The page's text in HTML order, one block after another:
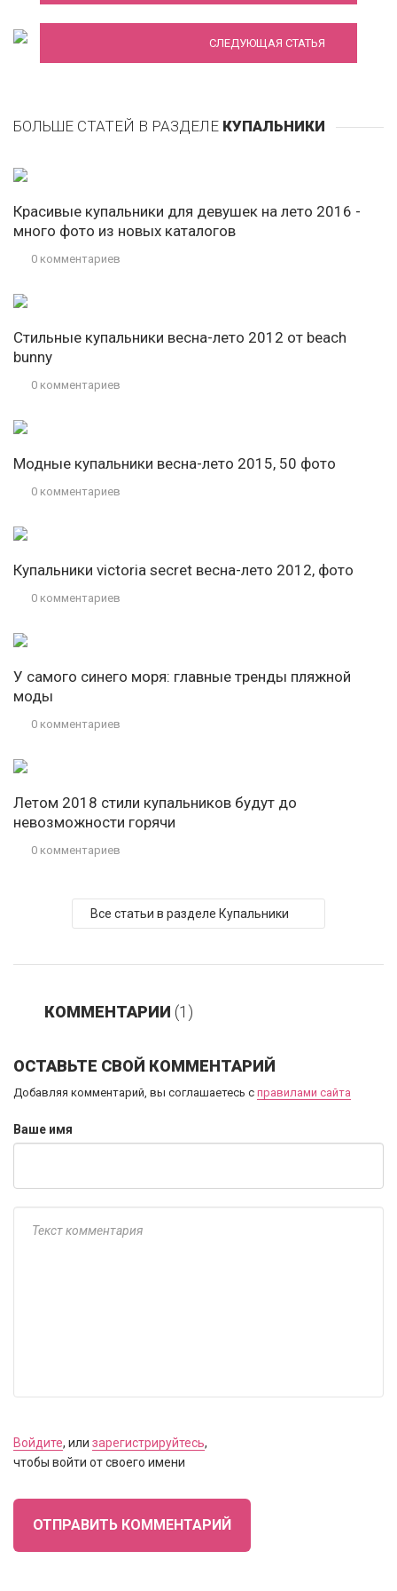
СЛЕДУЮЩАЯ СТАТЬЯ
БОЛЬШЕ СТАТЕЙ В РАЗДЕЛЕ КУПАЛЬНИКИ
Красивые купальники для девушек на лето 2016 -
много фото из новых каталогов
0 комментариев
Стильные купальники весна-лето 2012 от beach
bunny
0 комментариев
Модные купальники весна-лето 2015, 50 фото
0 комментариев
Купальники victoria secret весна-лето 2012, фото
0 комментариев
У самого синего моря: главные тренды пляжной
моды
0 комментариев
Летом 2018 стили купальников будут до
невозможности горячи
0 комментариев
Все статьи в разделе Купальники
КОММЕНТАРИИ (1)
ОСТАВЬТЕ СВОЙ КОММЕНТАРИЙ
Добавляя комментарий, вы соглашаетесь с правилами сайта
Ваше имя
Войдите, или зарегистрируйтесь,
чтобы войти от своего имени
ОТПРАВИТЬ КОММЕНТАРИЙ